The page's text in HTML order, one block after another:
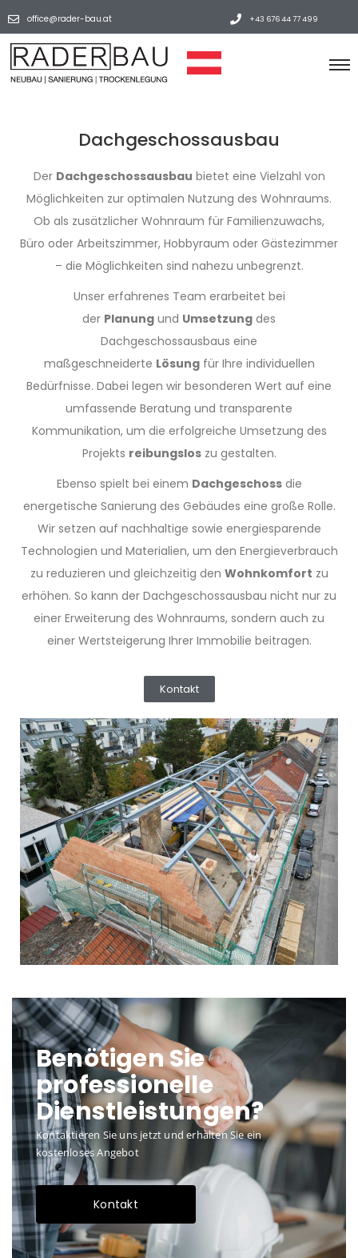
office@rader-bau.at +43 676 44 77 499
Dachgeschossausbau
Der Dachgeschossausbau bietet eine Vielzahl von
Möglichkeiten zur optimalen Nutzung des Wohnraums.
Ob als zusätzlicher Wohnraum für Familienzuwachs,
Büro oder Arbeitszimmer, Hobbyraum oder Gästezimmer
– die Möglichkeiten sind nahezu unbegrenzt.
Unser erfahrenes Team erarbeitet bei
der Planung und Umsetzung des
Dachgeschossausbaus eine
maßgeschneiderte Lösungfür Ihre individuellen
Bedürfnisse. Dabei legen wir besonderen Wert auf eine
umfassende Beratung und transparente
Kommunikation, um die erfolgreiche Umsetzung des
Projekts reibungsloszu gestalten.
Ebenso spielt bei einem Dachgeschossdie
energetische Sanierung des Gebäudes eine große Rolle.
Wir setzen auf nachhaltige sowie energiesparende
Technologien und Materialien, um den Energieverbrauch
zu reduzieren und gleichzeitig den Wohnkomfort zu
erhöhen. So kann der Dachgeschossausbau nicht nur zu
einer Erweiterung des Wohnraums, sondern auch zu
einer Wertsteigerung Ihrer Immobilie beitragen.
Kontakt
Benötigen Sie
professionelle
Dienstleistungen?
Kontaktieren Sie uns jetzt und erhalten Sie ein
kostenloses Angebot
Kontakt